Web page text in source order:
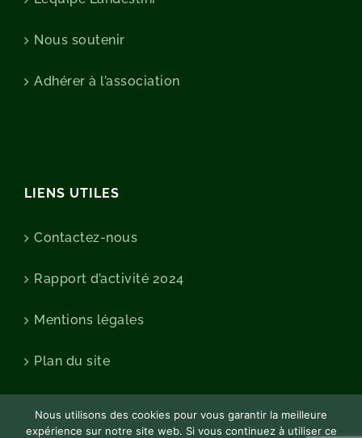
Nous soutenir
Adhérer à l’association
LIENS UTILES
Contactez-nous
Rapport d’activité 2024
Mentions légales
Plan du site
Nous utilisons des cookies pour vous garantir la meilleure
expérience sur notre site web. Si vous continuez à utiliser ce